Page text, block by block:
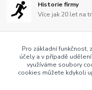
Historie firmy
Více jak 20 let na
S námi se bát
Záruka kvality
Pro základní funkčnost,
účely a v případě
využíváme soubory
cookies můžete kdykoli